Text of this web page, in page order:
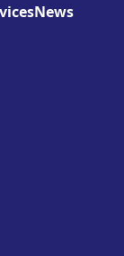
News